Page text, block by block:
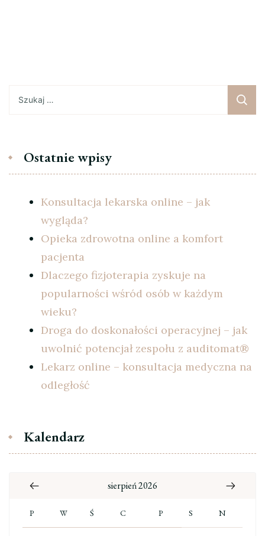
Ostatnie wpisy
Konsultacja lekarska online – jak
wygląda?
Opieka zdrowotna online a komfort
pacjenta
Dlaczego fizjoterapia zyskuje na
popularności wśród osób w każdym
wieku?
Droga do doskonałości operacyjnej – jak
uwolnić potencjał zespołu z auditomat®
Lekarz online – konsultacja medyczna na
odległość
Kalendarz
sierpień 2026
P W Ś C P S N